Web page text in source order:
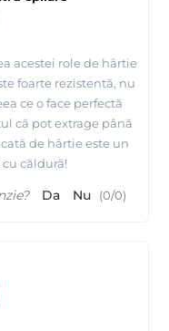
acestei role de hârtie
foarte rezistentă, nu
ce o face perfectă
că pot extrage până
de hârtie este un
căldură!
Da Nu (0/0)